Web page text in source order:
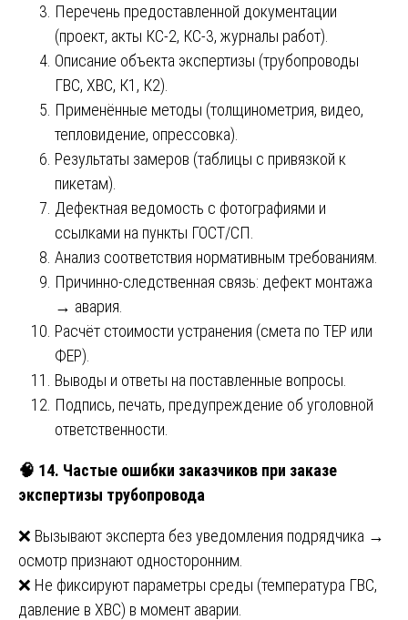
Перечень предоставленной документации
(проект, акты КС-2, КС-3, журналы работ).
Описание объекта экспертизы (трубопроводы
ГВС, ХВС, К1, К2).
Применённые методы (толщинометрия, видео,
тепловидение, опрессовка).
Результаты замеров (таблицы с привязкой к
пикетам).
Дефектная ведомость с фотографиями и
ссылками на пункты ГОСТ/СП.
Анализ соответствия нормативным требованиям.
Причинно-следственная связь: дефект монтажа
→ авария.
Расчёт стоимости устранения (смета по ТЕР или
ФЕР).
Выводы и ответы на поставленные вопросы.
Подпись, печать, предупреждение об уголовной
ответственности.
🧠 14. Частые ошибки заказчиков при заказе
экспертизы трубопровода
❌ Вызывают эксперта без уведомления подрядчика →
осмотр признают односторонним.
❌ Не фиксируют параметры среды (температура ГВС,
давление в ХВС) в момент аварии.